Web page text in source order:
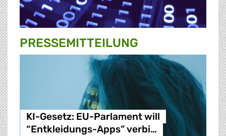
PRESSE­MITTEILUNG
KI-Gesetz: EU-Parlament will
“Entkleidungs-Apps” verbi…